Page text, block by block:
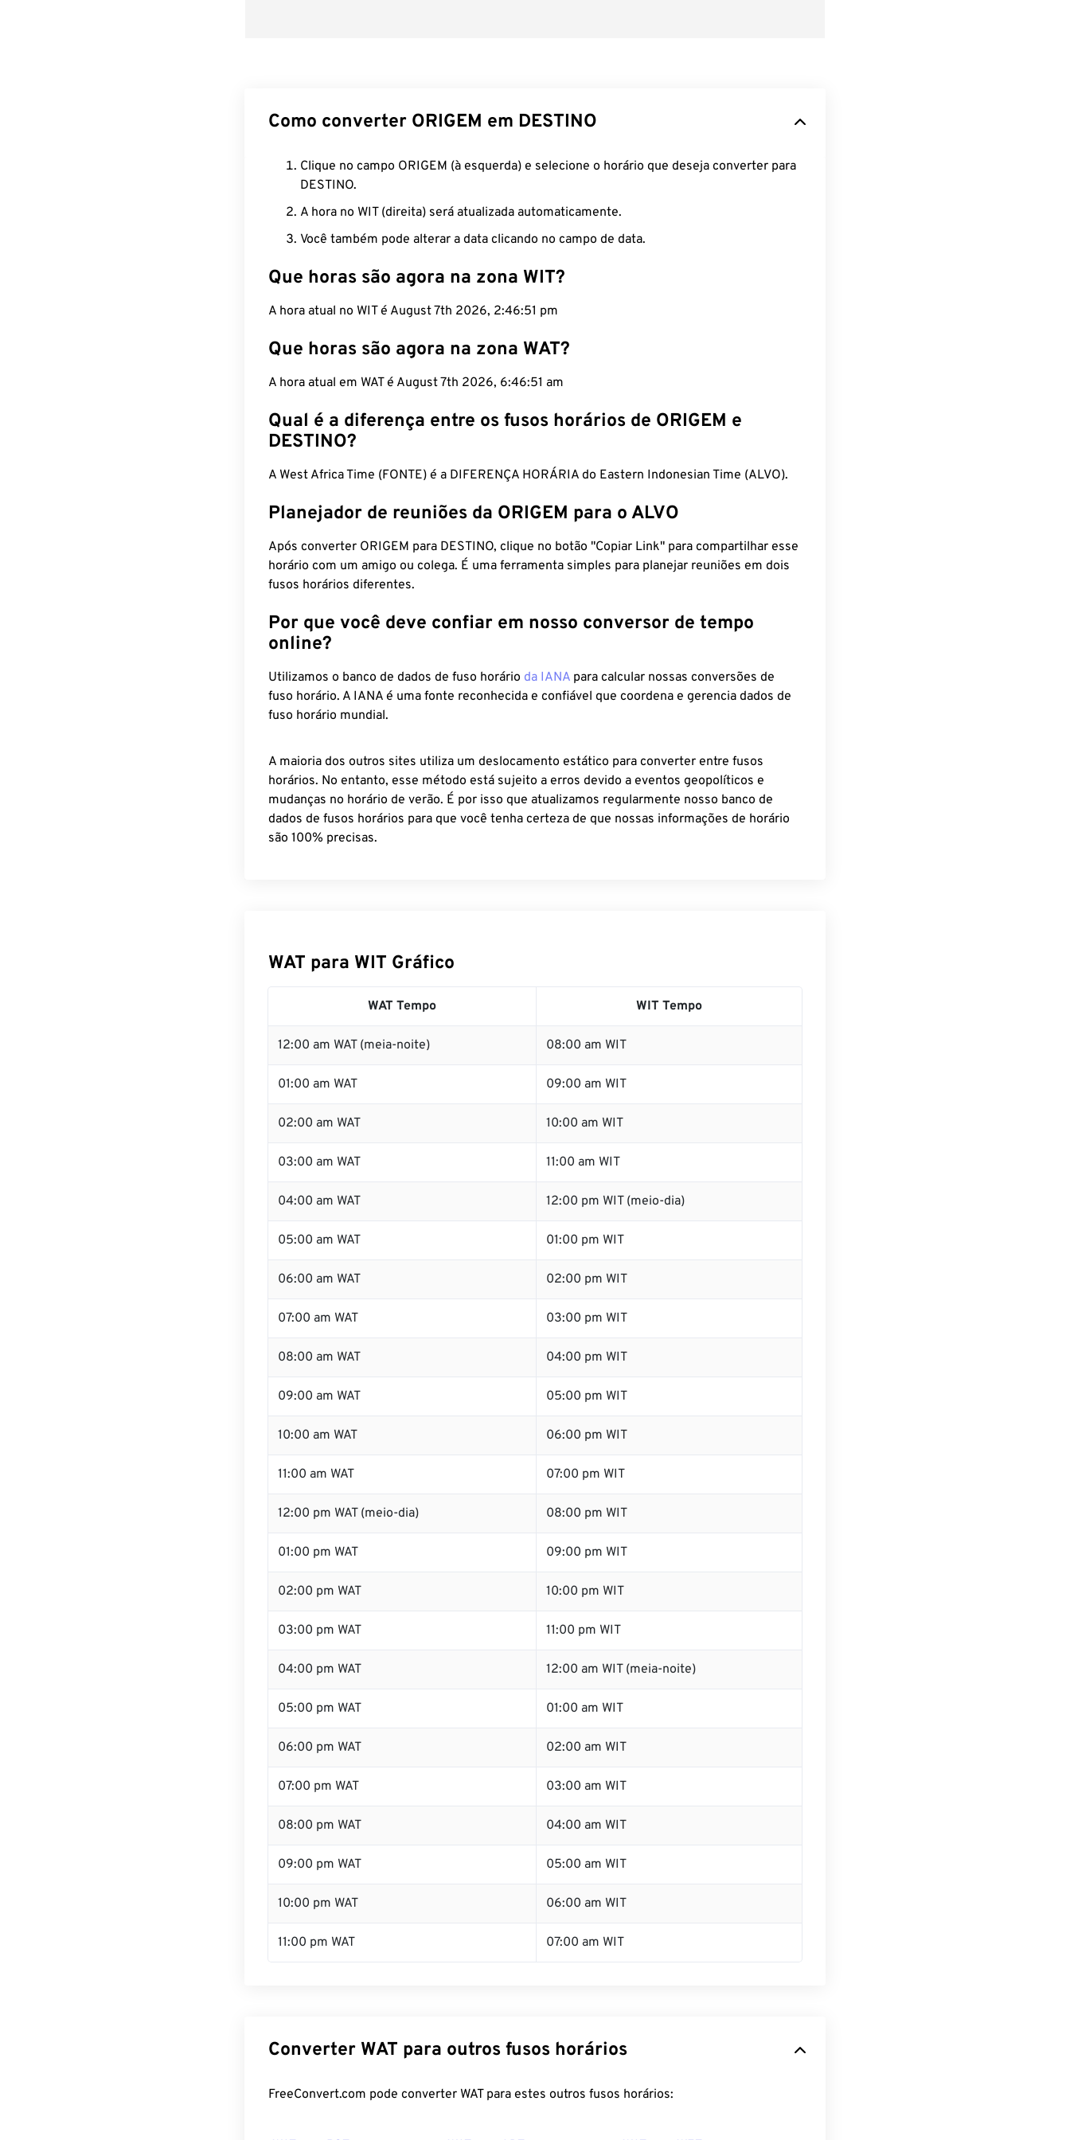
Como converter ORIGEM em DESTINO
Clique no campo ORIGEM (à esquerda) e selecione o horário que deseja converter para
DESTINO.
A hora no WIT (direita) será atualizada automaticamente.
Você também pode alterar a data clicando no campo de data.
Que horas são agora na zona WIT?
A hora atual no WIT é August 7th 2026, 2:46:52 pm
Que horas são agora na zona WAT?
A hora atual em WAT é August 7th 2026, 6:46:52 am
Qual é a diferença entre os fusos horários de ORIGEM e
DESTINO?
A West Africa Time (FONTE) é a DIFERENÇA HORÁRIA do Eastern Indonesian Time (ALVO).
Planejador de reuniões da ORIGEM para o ALVO
Após converter ORIGEM para DESTINO, clique no botão "Copiar Link" para compartilhar esse
horário com um amigo ou colega. É uma ferramenta simples para planejar reuniões em dois
fusos horários diferentes.
Por que você deve confiar em nosso conversor de tempo
online?
Utilizamos o banco de dados de fuso horário da IANA para calcular nossas conversões de
fuso horário. A IANA é uma fonte reconhecida e confiável que coordena e gerencia dados de
fuso horário mundial.
A maioria dos outros sites utiliza um deslocamento estático para converter entre fusos
horários. No entanto, esse método está sujeito a erros devido a eventos geopolíticos e
mudanças no horário de verão. É por isso que atualizamos regularmente nosso banco de
dados de fusos horários para que você tenha certeza de que nossas informações de horário
são 100% precisas.
WAT para WIT Gráfico
WAT Tempo WIT Tempo
12:00 am WAT (meia-noite) 08:00 am WIT
01:00 am WAT 09:00 am WIT
02:00 am WAT 10:00 am WIT
03:00 am WAT 11:00 am WIT
04:00 am WAT 12:00 pm WIT (meio-dia)
05:00 am WAT 01:00 pm WIT
06:00 am WAT 02:00 pm WIT
07:00 am WAT 03:00 pm WIT
08:00 am WAT 04:00 pm WIT
09:00 am WAT 05:00 pm WIT
10:00 am WAT 06:00 pm WIT
11:00 am WAT 07:00 pm WIT
12:00 pm WAT (meio-dia) 08:00 pm WIT
01:00 pm WAT 09:00 pm WIT
02:00 pm WAT 10:00 pm WIT
03:00 pm WAT 11:00 pm WIT
04:00 pm WAT 12:00 am WIT (meia-noite)
05:00 pm WAT 01:00 am WIT
06:00 pm WAT 02:00 am WIT
07:00 pm WAT 03:00 am WIT
08:00 pm WAT 04:00 am WIT
09:00 pm WAT 05:00 am WIT
10:00 pm WAT 06:00 am WIT
11:00 pm WAT 07:00 am WIT
Converter WAT para outros fusos horários
FreeConvert.com pode converter WAT para estes outros fusos horários: